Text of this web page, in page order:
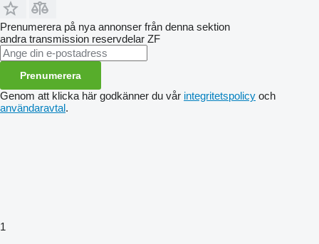
Prenumerera på nya annonser från denna sektion
andra transmission reservdelar ZF
Prenumerera
Genom att klicka här godkänner du vår integritetspolicy och
användaravtal.
1